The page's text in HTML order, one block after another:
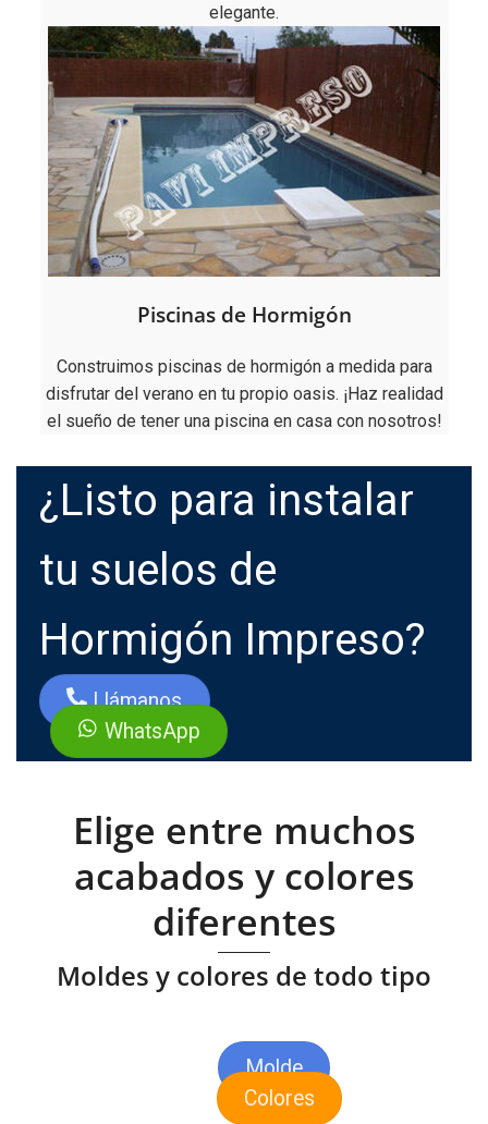
elegante.
Piscinas de Hormigón
Construimos piscinas de hormigón a medida para
disfrutar del verano en tu propio oasis. ¡Haz realidad
el sueño de tener una piscina en casa con nosotros!
¿Listo para instalar
tu suelos de
Hormigón Impreso?
Llámanos
WhatsApp
Elige entre muchos
acabados y colores
diferentes
Moldes y colores de todo tipo
Molde
Colores